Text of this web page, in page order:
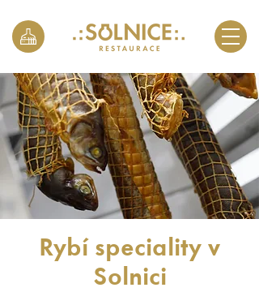
Rybí speciality v
Solnici